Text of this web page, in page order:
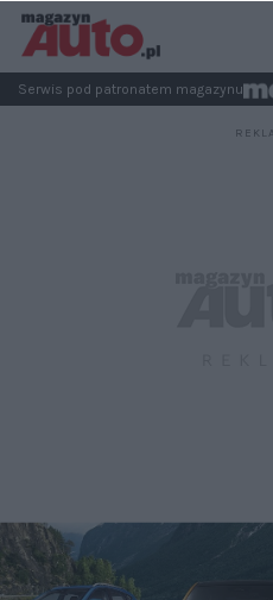
Serwis pod patronatem magazynu